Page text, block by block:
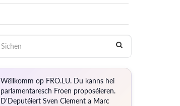
Wëllkomm op FRO.LU. Du kanns hei
parlamentaresch Froen proposéieren.
D'Deputéiert Sven Clement a Marc